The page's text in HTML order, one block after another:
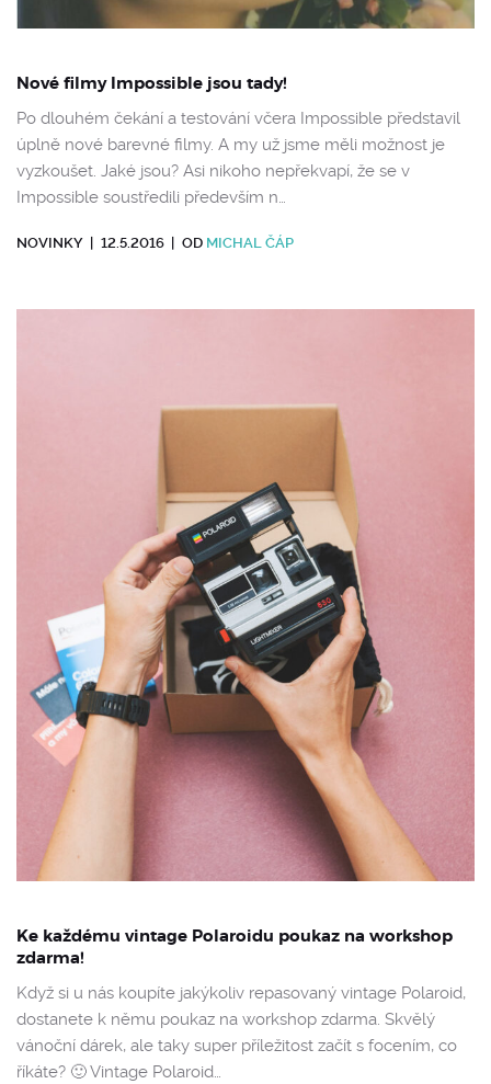
Nové filmy Impossible jsou tady!
Po dlouhém čekání a testování včera Impossible představil
úplně nové barevné filmy. A my už jsme měli možnost je
vyzkoušet. Jaké jsou? Asi nikoho nepřekvapí, že se v
Impossible soustředili především n…
NOVINKY 12.5.2016 OD MICHAL ČÁP
Ke každému vintage Polaroidu poukaz na workshop
zdarma!
Když si u nás koupíte jakýkoliv repasovaný vintage Polaroid,
dostanete k němu poukaz na workshop zdarma. Skvělý
vánoční dárek, ale taky super příležitost začít s focením, co
říkáte? 🙂 Vintage Polaroid…